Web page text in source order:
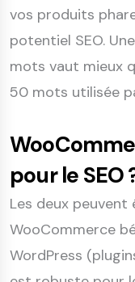
vos produits
potentiel SEO.
mots vaut mieux
50 mots utilisée
pour le SEO
Les deux peuvent
WooCommerce
WordPress